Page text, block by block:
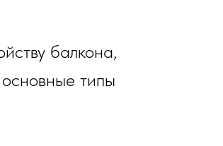
балкона,
типы